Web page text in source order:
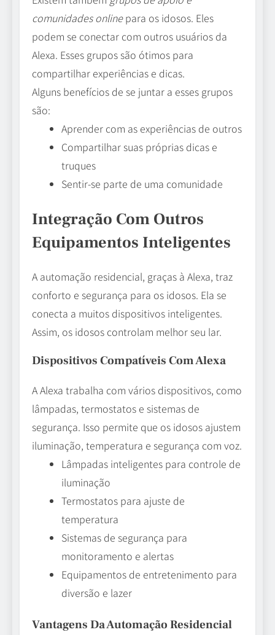
comunidades onlinepara os idosos. Eles
podem se conectar com outros usuários da
Alexa. Esses grupos são ótimos para
compartilhar experiências e dicas.
Alguns benefícios de se juntar a esses grupos
são:
Aprender com as experiências de outros
Compartilhar suas próprias dicas e
truques
Sentir-se parte de uma comunidade
Integração Com Outros
Equipamentos Inteligentes
A automação residencial, graças à Alexa, traz
conforto e segurança para os idosos. Ela se
conecta a muitos dispositivos inteligentes.
Assim, os idosos controlam melhor seu lar.
Dispositivos Compatíveis Com Alexa
A Alexa trabalha com vários dispositivos, como
lâmpadas, termostatos e sistemas de
segurança. Isso permite que os idosos ajustem
iluminação, temperatura e segurança com voz.
Lâmpadas inteligentes para controle de
iluminação
Termostatos para ajuste de
temperatura
Sistemas de segurança para
monitoramento e alertas
Equipamentos de entretenimento para
diversão e lazer
Vantagens Da Automação Residencial